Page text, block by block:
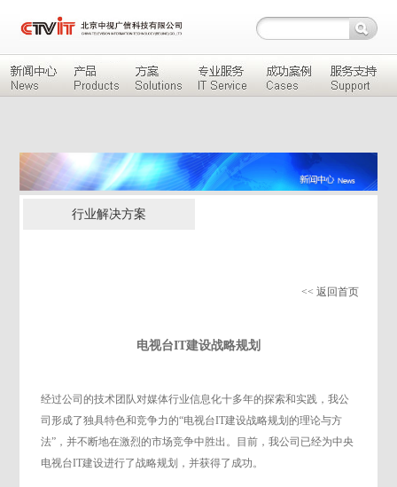
行业解决方案
<< 返回首页
电视台IT建设战略规划
经过公司的技术团队对媒体行业信息化十多年的探索和实践，我公
司形成了独具特色和竞争力的“电视台IT建设战略规划的理论与方
法”，并不断地在激烈的市场竞争中胜出。目前，我公司已经为中央
电视台IT建设进行了战略规划，并获得了成功。